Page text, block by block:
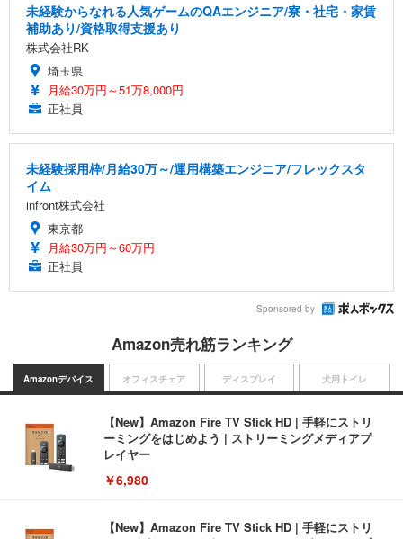
未経験からなれる人気ゲームのQAエンジニア/寮・社宅・家賃
補助あり/資格取得支援あり
株式会社RK
埼玉県
月給30万円～51万8,000円
正社員
未経験採用枠/月給30万～/運用構築エンジニア/フレックスタ
イム
infront株式会社
東京都
月給30万円～60万円
正社員
Sponsored by
Amazon売れ筋ランキング
Amazonデバイス
【New】Amazon Fire TV Stick HD | 手軽にストリ
ーミングをはじめよう | ストリーミングメディアプ
レイヤー
￥6,980
【New】Amazon Fire TV Stick HD | 手軽にストリ
オフィスチェア ディスプレイ 犬用トイレ